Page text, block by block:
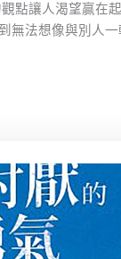
點讓人渴望贏在
無法想像與別人